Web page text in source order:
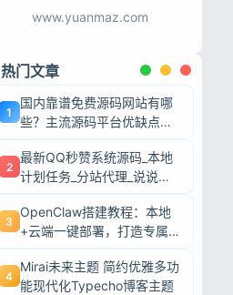
www.yuanmaz.com
热门文章
1
国内靠谱免费源码网站有哪
些？主流源码平台优缺点深
2
最新QQ秒赞系统源码_本地
计划任务_分站代理_说说赞
3
OpenClaw搭建教程：本地
+云端一键部署，打造专属AI
4
Mirai未来主题 简约优雅多功
能现代化Typecho博客主题